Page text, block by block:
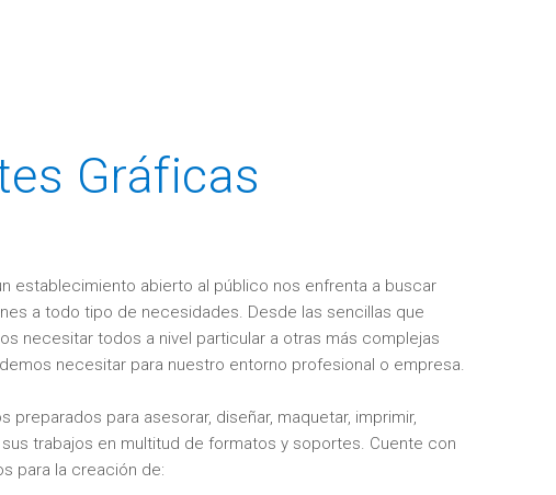
Gráficas
establecimiento abierto al público nos enfrenta a buscar
a todo tipo de necesidades. Desde las sencillas que
necesitar todos a nivel particular a otras más complejas
necesitar para nuestro entorno profesional o empresa.
preparados para asesorar, diseñar, maquetar, imprimir,
trabajos en multitud de formatos y soportes. Cuente con
para la creación de: